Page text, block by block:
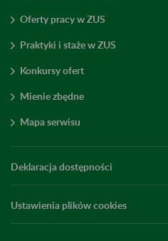
Oferty pracy w ZUS
Praktyki i staże w ZUS
Konkursy ofert
Mienie zbędne
Mapa serwisu
Deklaracja dostępności
Ustawienia plików cookies